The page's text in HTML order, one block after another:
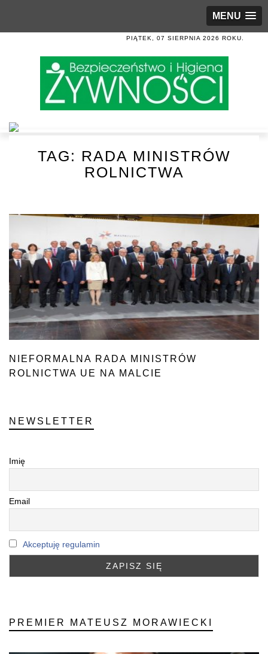
MENU
PIĄTEK, 07 SIERPNIA 2026 ROKU.
TAG: RADA MINISTRÓW
ROLNICTWA
NIEFORMALNA RADA MINISTRÓW
ROLNICTWA UE NA MALCIE
NEWSLETTER
Imię
Email
Akceptuję regulamin
PREMIER MATEUSZ MORAWIECKI